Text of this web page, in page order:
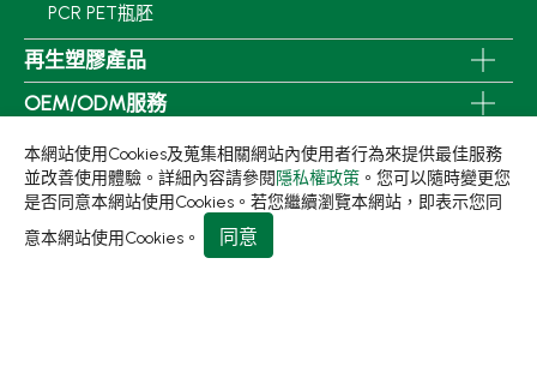
PCR PET瓶胚
再生塑膠產品
OEM/ODM服務
應用領域
永續發展
新聞中心
本網站使用Cookies及蒐集相關網站內使用者行為來提供最佳服務
並改善使用體驗。詳細內容請參閱 隱私權政策 。您可以隨時變更您
是否同意本網站使用Cookies。若您繼續瀏覽本網站，即表示您同
意本網站使用Cookies。
同意